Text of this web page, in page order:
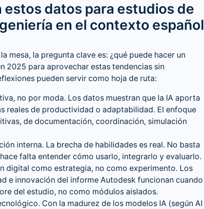
estos datos para estudios de
en el contexto español
mesa, la pregunta clave es: ¿qué puede hacer un
2025 para aprovechar estas tendencias sin
pueden servir como hoja de ruta:
no por moda. Los datos muestran que la IA aporta
reales de productividad o adaptabilidad. El enfoque
de documentación, coordinación, simulación
interna. La brecha de habilidades es real. No basta
falta entender cómo usarlo, integrarlo y evaluarlo.
digital como estrategia, no como experimento. Los
e innovación del informe Autodesk funcionan cuando
del estudio, no como módulos aislados.
Con la madurez de los modelos IA (según AI